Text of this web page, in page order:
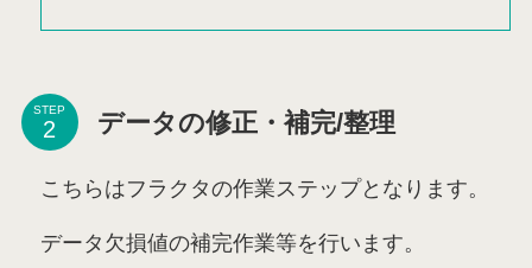
STEP データの修正・補完/整理
こちらはフラクタの作業ステップとなります。
データ欠損値の補完作業等を行います。